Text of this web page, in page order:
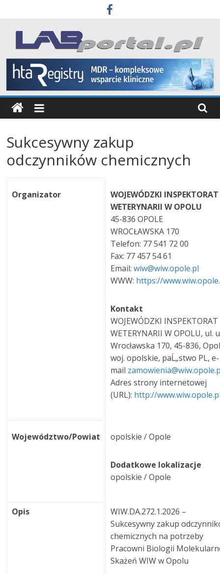
to
content
Labportal
Laboratoria
Aparatura
Badania
Sukcesywny zakup
odczynników chemicznych
Organizator
WOJEWÓDZKI INSPEKTORAT
WETERYNARII W OPOLU
45-836 OPOLE
WROCŁAWSKA 170
Telefon: 77 541 72 00
Fax: 77 457 54 61
Email:wiw@wiw.opole.pl
WWW: https://
Kontakt
WOJEWÓDZKI INSPEKTORAT
WETERYNARII W OPOLU, ul.
Wrocławska 170, 45-836,
woj. opolskie, paĹ„stwo PL, e-
mail
Adres strony internetowej
(URL): http://
Województwo/Powiat opolskie / Opole
Dodatkowe lokalizacje
opolskie / Opole
Opis
WIW.DA.272.1.2026 –
Sukcesywny zakup
chemicznych na potrzeby
Pracowni Biologii
Skażeń WIW w Opolu